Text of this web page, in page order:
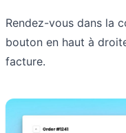
Rendez-vous dans la
bouton en haut à
facture.